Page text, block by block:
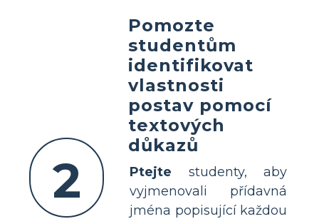
2
Pomozte
studentům
identifikovat
vlastnosti
postav pomocí
textových
důkazů
Ptejte studenty, aby
vyjmenovali přídavná
jména popisující každou